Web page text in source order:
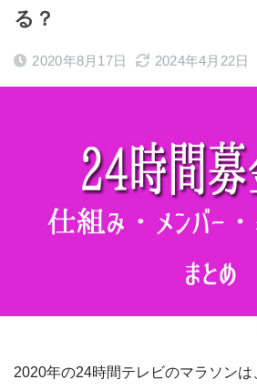
る？
2020年8月17日 2024年4月22日
2020年の24時間テレビのマラソンは